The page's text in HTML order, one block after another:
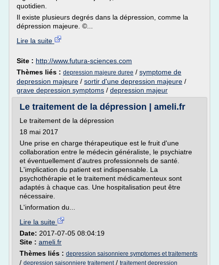
quotidien.
Il existe plusieurs degrés dans la dépression, comme la
dépression majeure. ©...
Lire la suite
Site : http://www.futura-sciences.com
Thèmes liés : depression majeure duree / symptome de
depression majeure / sortir d'une depression majeure /
grave depression symptoms / depression majeur
Le traitement de la dépression | ameli.fr
Le traitement de la dépression
18 mai 2017
Une prise en charge thérapeutique est le fruit d'une
collaboration entre le médecin généraliste, le psychiatre
et éventuellement d'autres professionnels de santé.
L'implication du patient est indispensable. La
psychothérapie et le traitement médicamenteux sont
adaptés à chaque cas. Une hospitalisation peut être
nécessaire.
L'information du...
Lire la suite
Date: 2017-07-05 08:04:19
Site : ameli.fr
Thèmes liés : depression saisonniere symptomes et traitements
/ depression saisonniere traitement/ traitement depression